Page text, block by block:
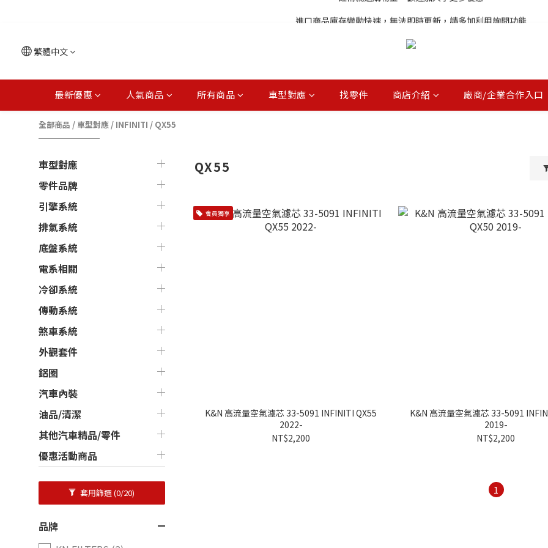
註冊就送購物金，歡迎加入享更多優惠
繁體中文
最新優惠 人氣商品 所有商品 車型對應 找零件 商店介紹 廠商/企業合作入口
全部商品 / 車型對應 / INFINITI / QX55
車型對應
零件品牌
引擎系統
排氣系統
底盤系統
電系相關
冷卻系統
傳動系統
煞車系統
外觀套件
鋁圈
汽車內裝
油品/清潔
其他汽車精品/零件
優惠活動商品
套用篩選(0/20)
品牌
QX55
會員獨享
K&N 高流量空氣濾芯 33-5091 INFINITI QX55
2022-
NT$2,200
K&N 高流量空氣濾芯 33-5091
2019-
NT$2,200
1